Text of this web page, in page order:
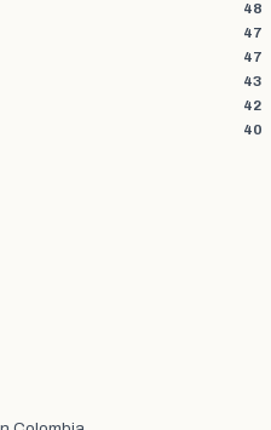
48
47
47
43
42
40